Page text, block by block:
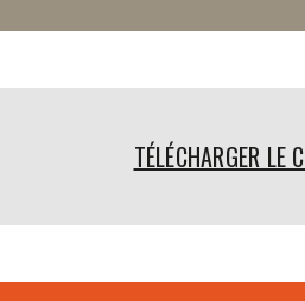
TÉLÉCHARGER LE